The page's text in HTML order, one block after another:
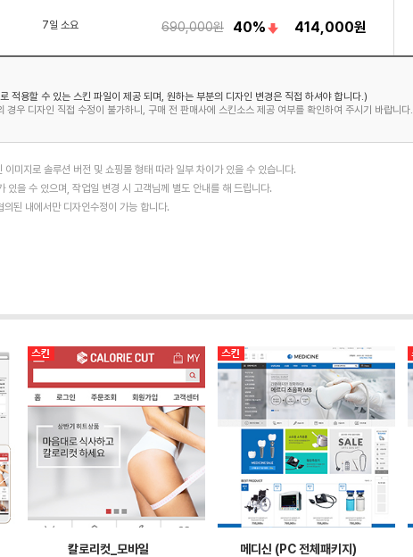
7일 소요 690,000원 40% 414,000원
적용할 수 있는 스킨 파일이 제공 되며, 원하는 부분의 디자인 변경은 직접 하셔야 합니다.)
경우 디자인 직접 수정이 불가하니, 구매 전 판매사에 스킨소스 제공 여부를 확인하여 주시기 바랍니다.
미지로 솔루션 버전 및 쇼핑몰 형태 따라 일부 차이가 있을 수 있습니다.
있을 수 있으며, 작업일 변경 시 고객님께 별도 안내를 해 드립니다.
된 내에서만 디자인수정이 가능 합니다.
칼로리컷_모바일
메디신 (PC 전체패키지)